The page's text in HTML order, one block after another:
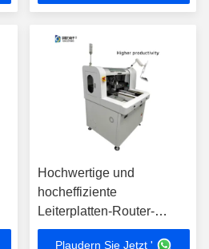
Hochwertige und
hocheffiziente
Leiterplatten-Router-
Offline-
Plaudern Sie Jetzt '